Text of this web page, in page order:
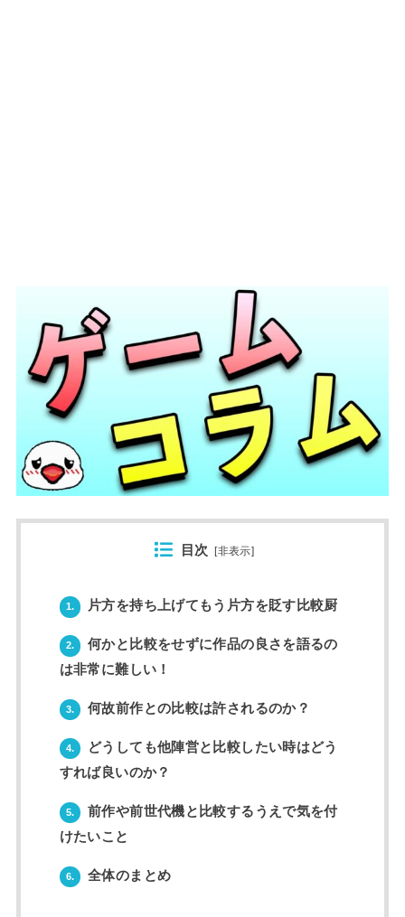
目次 [非表示]
1. 片方を持ち上げてもう片方を貶す比較厨
2.
何かと比較をせずに作品の良さを語るの
は非常に難しい！
3. 何故前作との比較は許されるのか？
4.
どうしても他陣営と比較したい時はどう
すれば良いのか？
5.
前作や前世代機と比較するうえで気を付
けたいこと
6. 全体のまとめ